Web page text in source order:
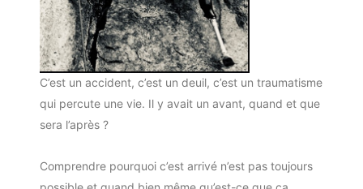
C’est un accident, c’est un deuil, c’est un traumatisme
qui percute une vie. Il y avait un avant, quand et que
sera l’après ?
Comprendre pourquoi c’est arrivé n’est pas toujours